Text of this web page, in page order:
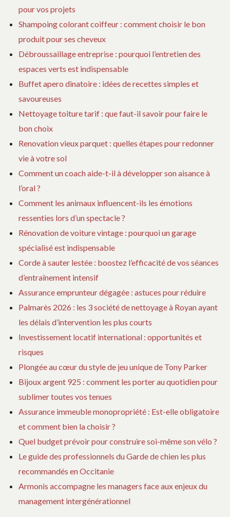
pour vos projets
Shampoing colorant coiffeur : comment choisir le bon
produit pour ses cheveux
Débroussaillage entreprise : pourquoi l’entretien des
espaces verts est indispensable
Buffet apero dinatoire : idées de recettes simples et
savoureuses
Nettoyage toiture tarif : que faut-il savoir pour faire le
bon choix
Renovation vieux parquet : quelles étapes pour redonner
vie à votre sol
Comment un coach aide-t-il à développer son aisance à
l’oral ?
Comment les animaux influencent-ils les émotions
ressenties lors d’un spectacle ?
Rénovation de voiture vintage : pourquoi un garage
spécialisé est indispensable
Corde à sauter lestée : boostez l’efficacité de vos séances
d’entraînement intensif
Assurance emprunteur dégagée : astuces pour réduire
Palmarès 2026 : les 3 société de nettoyage à Royan ayant
les délais d’intervention les plus courts
Investissement locatif international : opportunités et
risques
Plongée au cœur du style de jeu unique de Tony Parker
Bijoux argent 925 : comment les porter au quotidien pour
sublimer toutes vos tenues
Assurance immeuble monopropriété : Est-elle obligatoire
et comment bien la choisir ?
Quel budget prévoir pour construire soi-même son vélo ?
Le guide des professionnels du Garde de chien les plus
recommandés en Occitanie
Armonis accompagne les managers face aux enjeux du
management intergénérationnel